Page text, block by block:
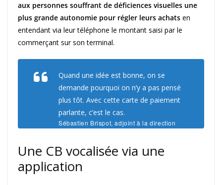
aux personnes souffrant de déficiences visuelles une
plus grande autonomie pour régler leurs achats en
entendant via leur téléphone le montant saisi par le
commerçant sur son terminal.
Quand une idée est bonne, on se
demande pourquoi on n’y a pas pensé
plus tôt. Avec cette carte de paiement
parlante, c’est le cas.
Sébastien Brispot, adjoint à la direction
marketing
Une CB vocalisée via une
application